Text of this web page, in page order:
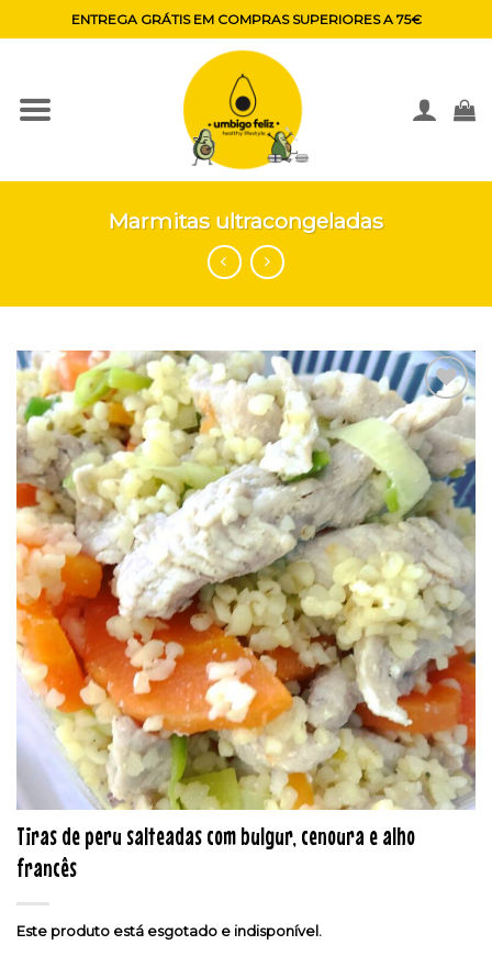
to
ENTREGA GRÁTIS EM COMPRAS SUPERIORES A 75€
Marmitas ultracongeladas
Adicionar
aos
favoritos
Tiras de peru salteadas com bulgur, cenoura e alho
francês
Este produto está esgotado e indisponível.